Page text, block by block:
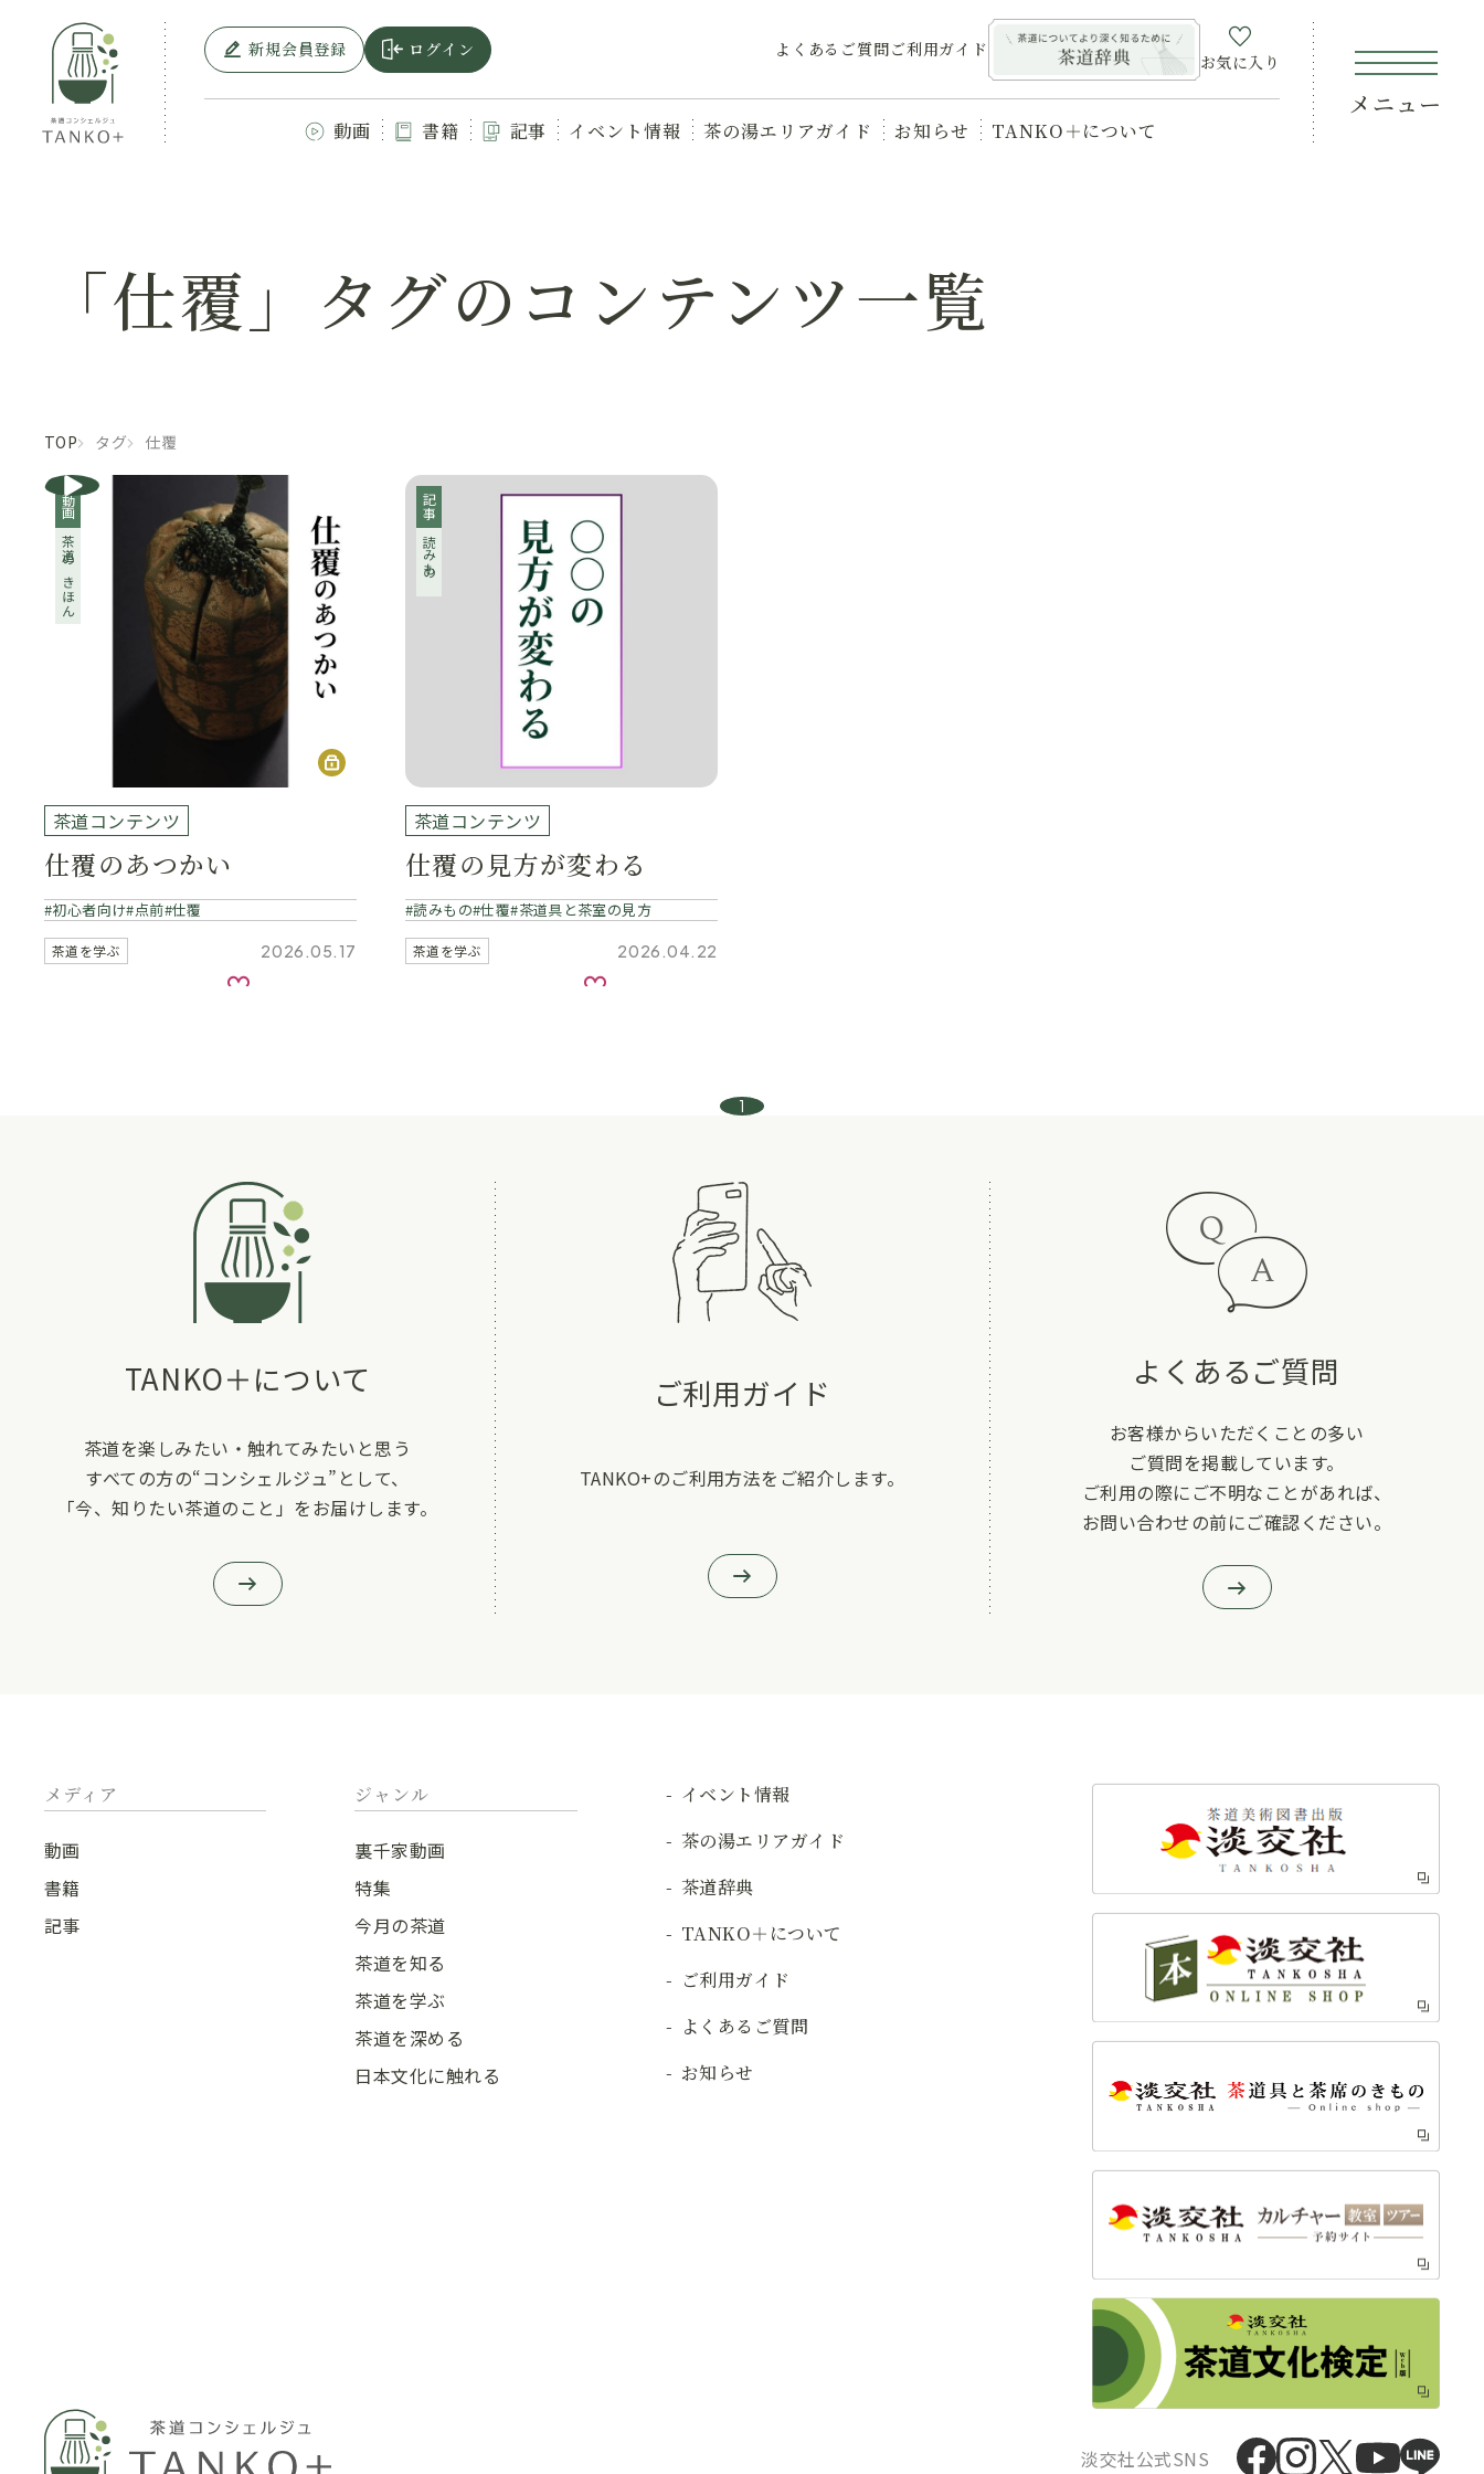
新規会員登録 ログイン よくあるご質問ご利用ガイド
お気に入り
メニュー
動画 書籍 記事 イベント情報 茶の湯エリアガイド お知らせ TANKO＋について
「仕覆」タグのコンテンツ一覧
TOP タグ 仕覆
動画
茶道のきほん
茶道コンテンツ
仕覆のあつかい
初心者向け 点前 仕覆
茶道を学ぶ 2026.05.17
お気に入り
記事
読みもの
茶道コンテンツ
仕覆の見方が変わる
読みもの 仕覆 茶道具と茶室の見方
茶道を学ぶ 2026.04.22
お気に入り
1
TANKO＋について
茶道を楽しみたい・触れてみたいと思う
すべての方の“コンシェルジュ”として、
「今、知りたい茶道のこと」をお届けします。
ご利用ガイド
TANKO+のご利用方法をご紹介します。
よくあるご質問
お客様からいただくことの多い
ご質問を掲載しています。
ご利用の際にご不明なことがあれば、
お問い合わせの前にご確認ください。
メディア
動画
書籍
記事
ジャンル
裏千家動画
特集
今月の茶道
茶道を知る
茶道を学ぶ
茶道を深める
日本文化に触れる
イベント情報
茶の湯エリアガイド
茶道辞典
TANKO＋について
ご利用ガイド
よくあるご質問
お知らせ
淡交社公式SNS